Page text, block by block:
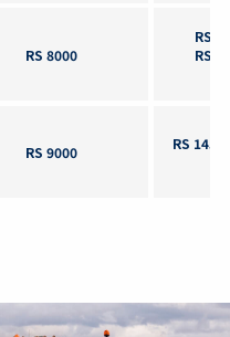
RS 8000
RS
RS
RS 9000 RS